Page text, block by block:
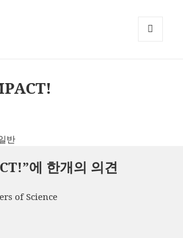
반
에 한개의 의견
of Science